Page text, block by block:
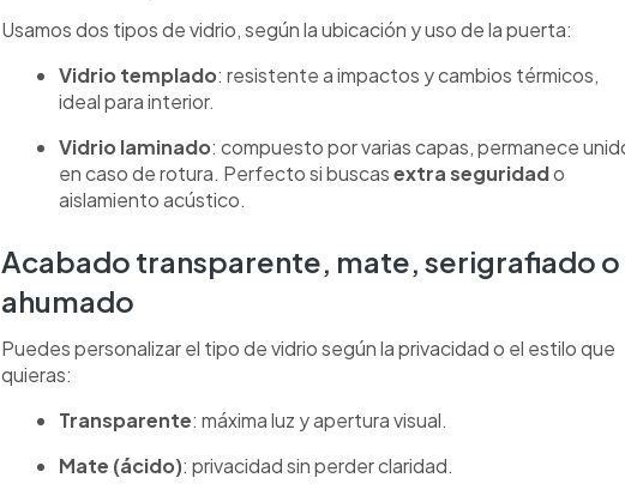
Usamos dos tipos de vidrio, según la ubicación y uso de la puerta:
Vidrio templado: resistente a impactos y cambios térmicos,
ideal para interior.
Vidrio laminado: compuesto por varias capas, permanece
en caso de rotura. Perfecto si buscasextra seguridado
aislamiento acústico.
Acabado transparente, mate, serigrafiado o
ahumado
Puedes personalizar el tipo de vidrio según la privacidad o el estilo que
quieras:
Transparente: máxima luz y apertura visual.
Mate (ácido): privacidad sin perder claridad.